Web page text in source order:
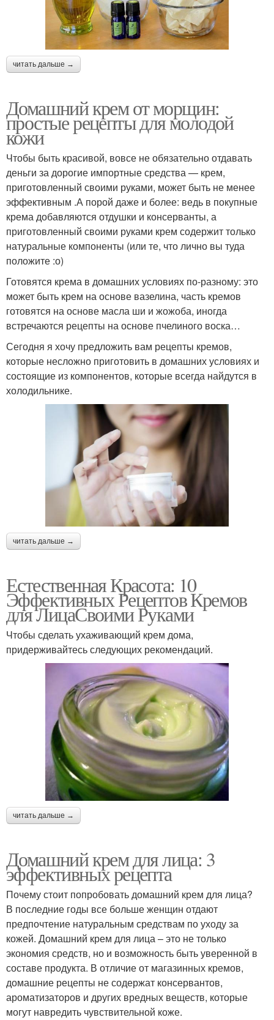
читать дальше →
Домашний крем от морщин:
простые рецепты для молодой
кожи
Чтобы быть красивой, вовсе не обязательно отдавать
деньги за дорогие импортные средства — крем,
приготовленный своими руками, может быть не менее
эффективным .А порой даже и более: ведь в покупные
крема добавляются отдушки и консерванты, а
приготовленный своими руками крем содержит только
натуральные компоненты (или те, что лично вы туда
положите :о)
Готовятся крема в домашних условиях по-разному: это
может быть крем на основе вазелина, часть кремов
готовятся на основе масла ши и жожоба, иногда
встречаются рецепты на основе пчелиного воска…
Сегодня я хочу предложить вам рецепты кремов,
которые несложно приготовить в домашних условиях и
состоящие из компонентов, которые всегда найдутся в
холодильнике.
читать дальше →
Естественная Красота: 10
Эффективных Рецептов Кремов
для ЛицаСвоими Руками
Чтобы сделать ухаживающий крем дома,
придерживайтесь следующих рекомендаций.
читать дальше →
Домашний крем для лица: 3
эффективных рецепта
Почему стоит попробовать домашний крем для лица?
В последние годы все больше женщин отдают
предпочтение натуральным средствам по уходу за
кожей. Домашний крем для лица – это не только
экономия средств, но и возможность быть уверенной в
составе продукта. В отличие от магазинных кремов,
домашние рецепты не содержат консервантов,
ароматизаторов и других вредных веществ, которые
могут навредить чувствительной коже.